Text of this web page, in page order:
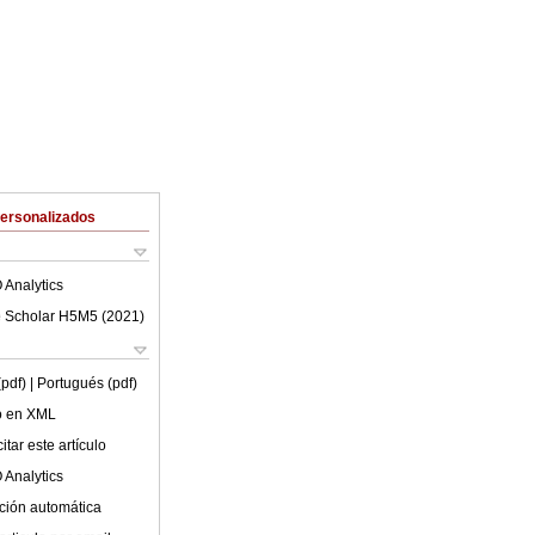
Analytics
Scholar H5M5 (2021 )
| Portugués (pdf)
en XML
este artículo
Analytics
automática